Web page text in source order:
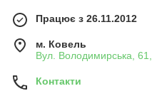
Працює з 26.11.2012
м. Ковель
Вул. Володимирська,
Контакти